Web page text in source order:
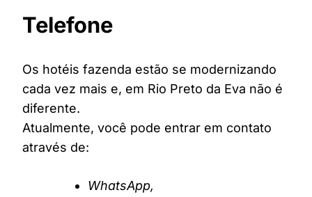
Telefone
Os hotéis fazenda estão se modernizando
cada vez mais e, em Rio Preto da Eva não é
diferente.
Atualmente, você pode entrar em contato
através de:
WhatsApp,